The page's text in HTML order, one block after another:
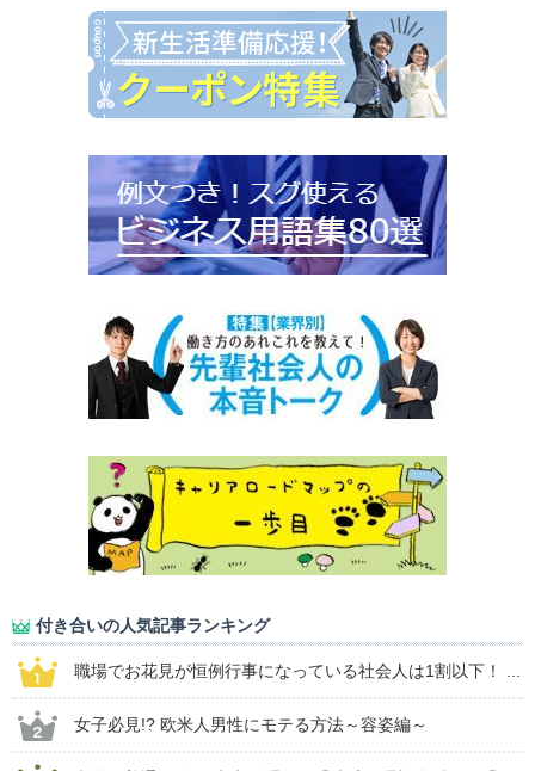
付き合いの人気記事ランキング
職場でお花見が恒例行事になっている社会人は1割以下！ ...
女子必見!? 欧米人男性にモテる方法～容姿編～